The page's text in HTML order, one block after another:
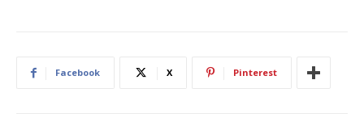
Facebook X Pinterest